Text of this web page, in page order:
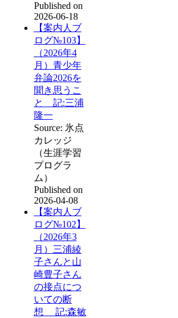
Published on
2026-06-18
【案内人ブ
ログ№103】
（2026年4
月）青少年
弁論2026を
聞き思うこ
と 記:三浦
隆一
Source: 氷点
カレッジ
（生涯学習
プログラ
ム）
Published on
2026-04-08
【案内人ブ
ログ№102】
（2026年3
月）三浦綾
子さんと山
崎豊子さん
の接点につ
いての断
想 記:森敏